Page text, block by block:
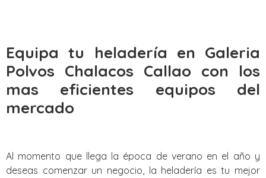
Equipa tu heladería en Galeria
Polvos Chalacos Callao con los
mas eficientes equipos del
mercado
Al momento que llega la época de verano en el año y
deseas comenzar un negocio, la heladería es tu mejor